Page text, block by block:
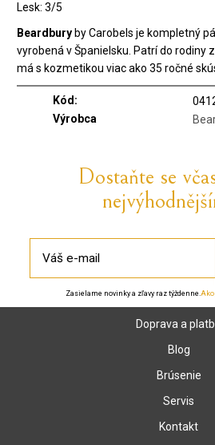
Lesk: 3/5
Beardburyby Carobels je kompletný
vyrobená v Španielsku. Patrí do rodiny
má s kozmetikou viac ako 35 ročné
Kód:
Výrobca
Dostaňte se
Zasielame novinky a zľavy raz týždenne.Ako
Doprava a
Blog
Brúsenie
Servis
Kontakt